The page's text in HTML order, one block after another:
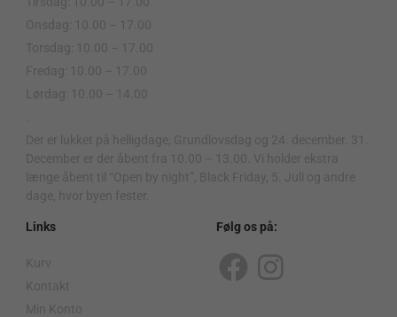
Onsdag: 10.00 – 17.00
Torsdag: 10.00 – 17.00
Fredag: 10.00 – 17.00
Lørdag: 10.00 – 14.00
Der er lukket på helligdage, Grundlovsdag og 24. december. 31.
December er der åbent fra 10.00 – 13.00. Vi holder ekstra
længe åbent til “Open by night”, Black Friday, 5. Juli og andre
dage, hvor byen fester.
Links
Kurv
Kontakt
Min Konto
Følg os på:
F
I